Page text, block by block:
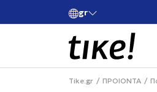
grΚάνε εγγραφή και
Tike.gr ΠΡΟΙΟΝΤΑ